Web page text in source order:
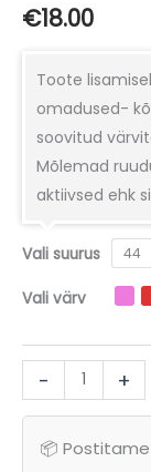
€18.00
Toote
omadused-
soovitud
Mõlemad
aktiivsed ehk
Vali suurus 44
Vali värv
-
tikanditega
suvine
+
📦